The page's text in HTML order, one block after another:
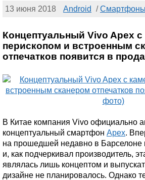
13 июня 2018 Android /Смартфоны
Концептуальный Vivo Apex
перископом и встроенным
отпечатков появится в
В Китае компания Vivo официально
концептуальный смартфон Apex.
на прошедшей недавно в Барселоне
и, как подчеркивал производитель,
являлась лишь концептом и
дизайне не планировалось. Однако